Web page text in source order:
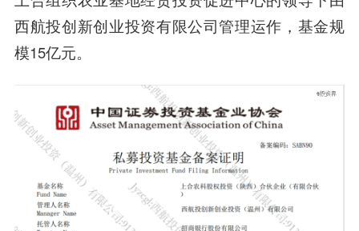
西航投创新创业投资有限公司管理运作，基金规
模15亿元。